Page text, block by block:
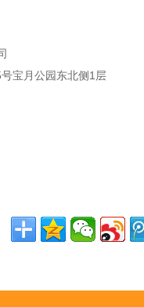
号宝月公园东北侧 1 层